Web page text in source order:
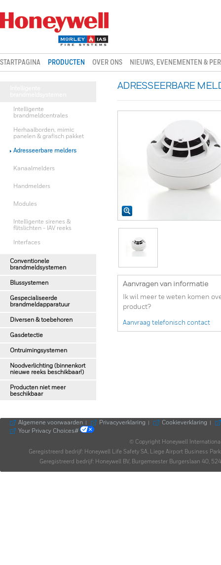
STARTPAGINA PRODUCTEN OVER ONS NIEUWS, EVENEMENTEN &
Intelligente
brandmeldcentrales
Herhaalborden, mimic
panelen & grafisch pakket
Adresseerbare melders
Kanaalmelders
Handmelders
Modules
Intelligente sirenes &
flitslichten - IAV reeks
Interfaces
Conventionele
brandmeldsystemen
Blussystemen
Gespecialiseerde
brandmeldapparatuur
Diversen & toebehoren
Gasdetectie
Ontruimingsystemen
Noodverlichting (binnenkort
nieuwe reeks beschikbaar!)
Producten niet meer
beschikbaar
ADRESSEERBARE
Aanvragen van informatie
Ik wil meer te weten komen
product?
Aanvraag telefonisch contact
Algemene voorwaarden Privacyverklaring Cookieverklaring
Your Privacy Choices#
© Copyright Honeywell
Geregistreerd bedrijf: Honeywell Life Safety SA, Liege Airport Business
Geregistreerd bedrijf: Honeywell BV, Burgemeester Burgerslaan 40,